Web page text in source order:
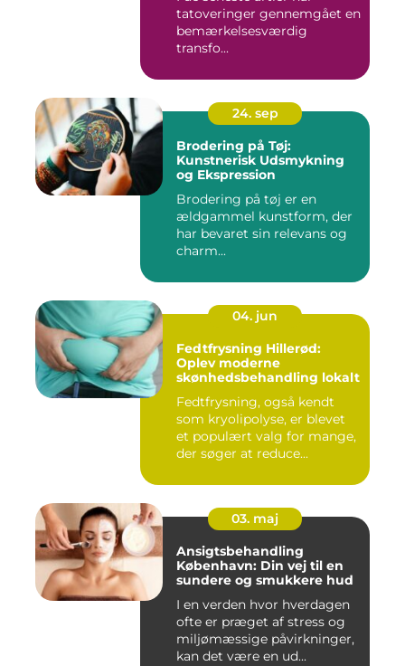
tatoveringer gennemgået en
bemærkelsesværdig
transfo...
24. sep
Brodering på Tøj:
Kunstnerisk Udsmykning
og Ekspression
Brodering på tøj er en
ældgammel kunstform, der
har bevaret sin relevans og
charm...
04. jun
Fedtfrysning Hillerød:
Oplev moderne
skønhedsbehandling lokalt
Fedtfrysning, også kendt
som kryolipolyse, er blevet
et populært valg for mange,
der søger at reduce...
03. maj
Ansigtsbehandling
København: Din vej til en
sundere og smukkere hud
I en verden hvor hverdagen
ofte er præget af stress og
miljømæssige påvirkninger,
kan det være en ud...